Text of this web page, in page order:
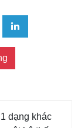
dạng khác